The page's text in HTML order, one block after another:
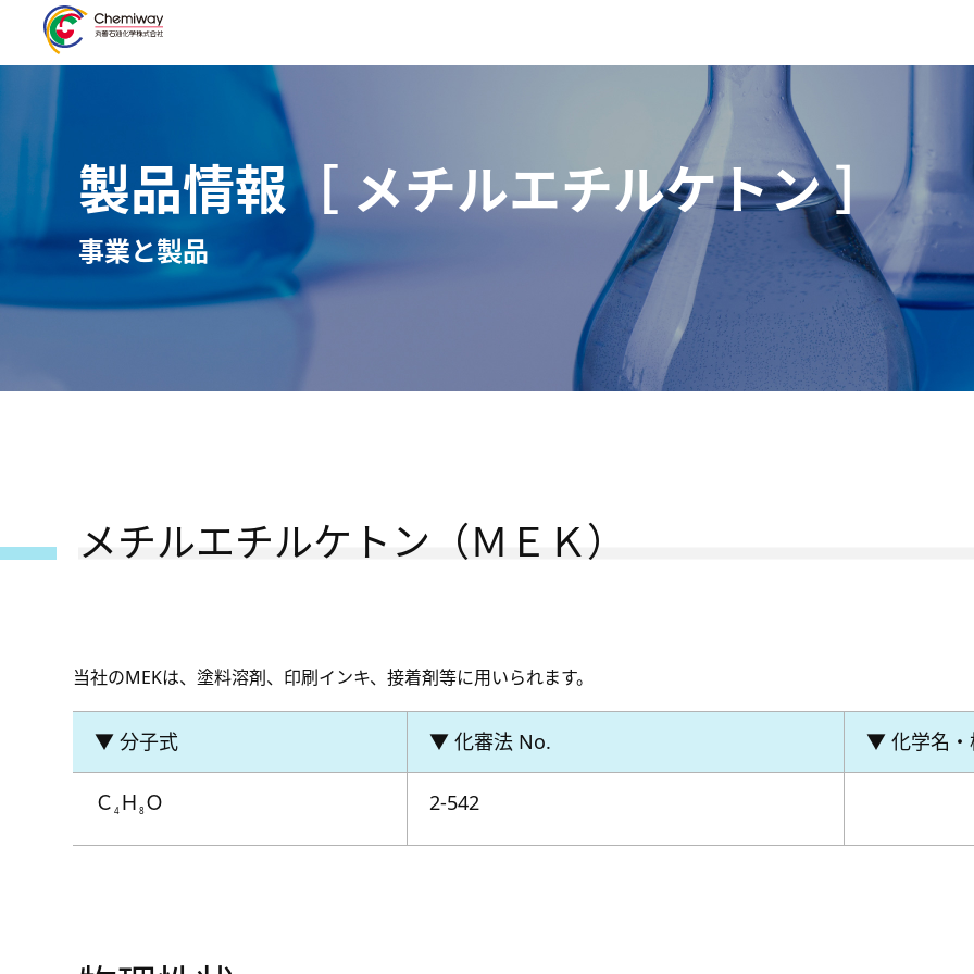
製品情報［ メチルエチルケトン ］
事業と製品
メチルエチルケトン（ＭＥＫ）
当社のMEKは、塗料溶剤、印刷インキ、接着剤等に用いられます。
▼ 分子式 ▼ 化審法 No. ▼ 化学名・
Ｃ 4 Ｈ8Ｏ 2-542